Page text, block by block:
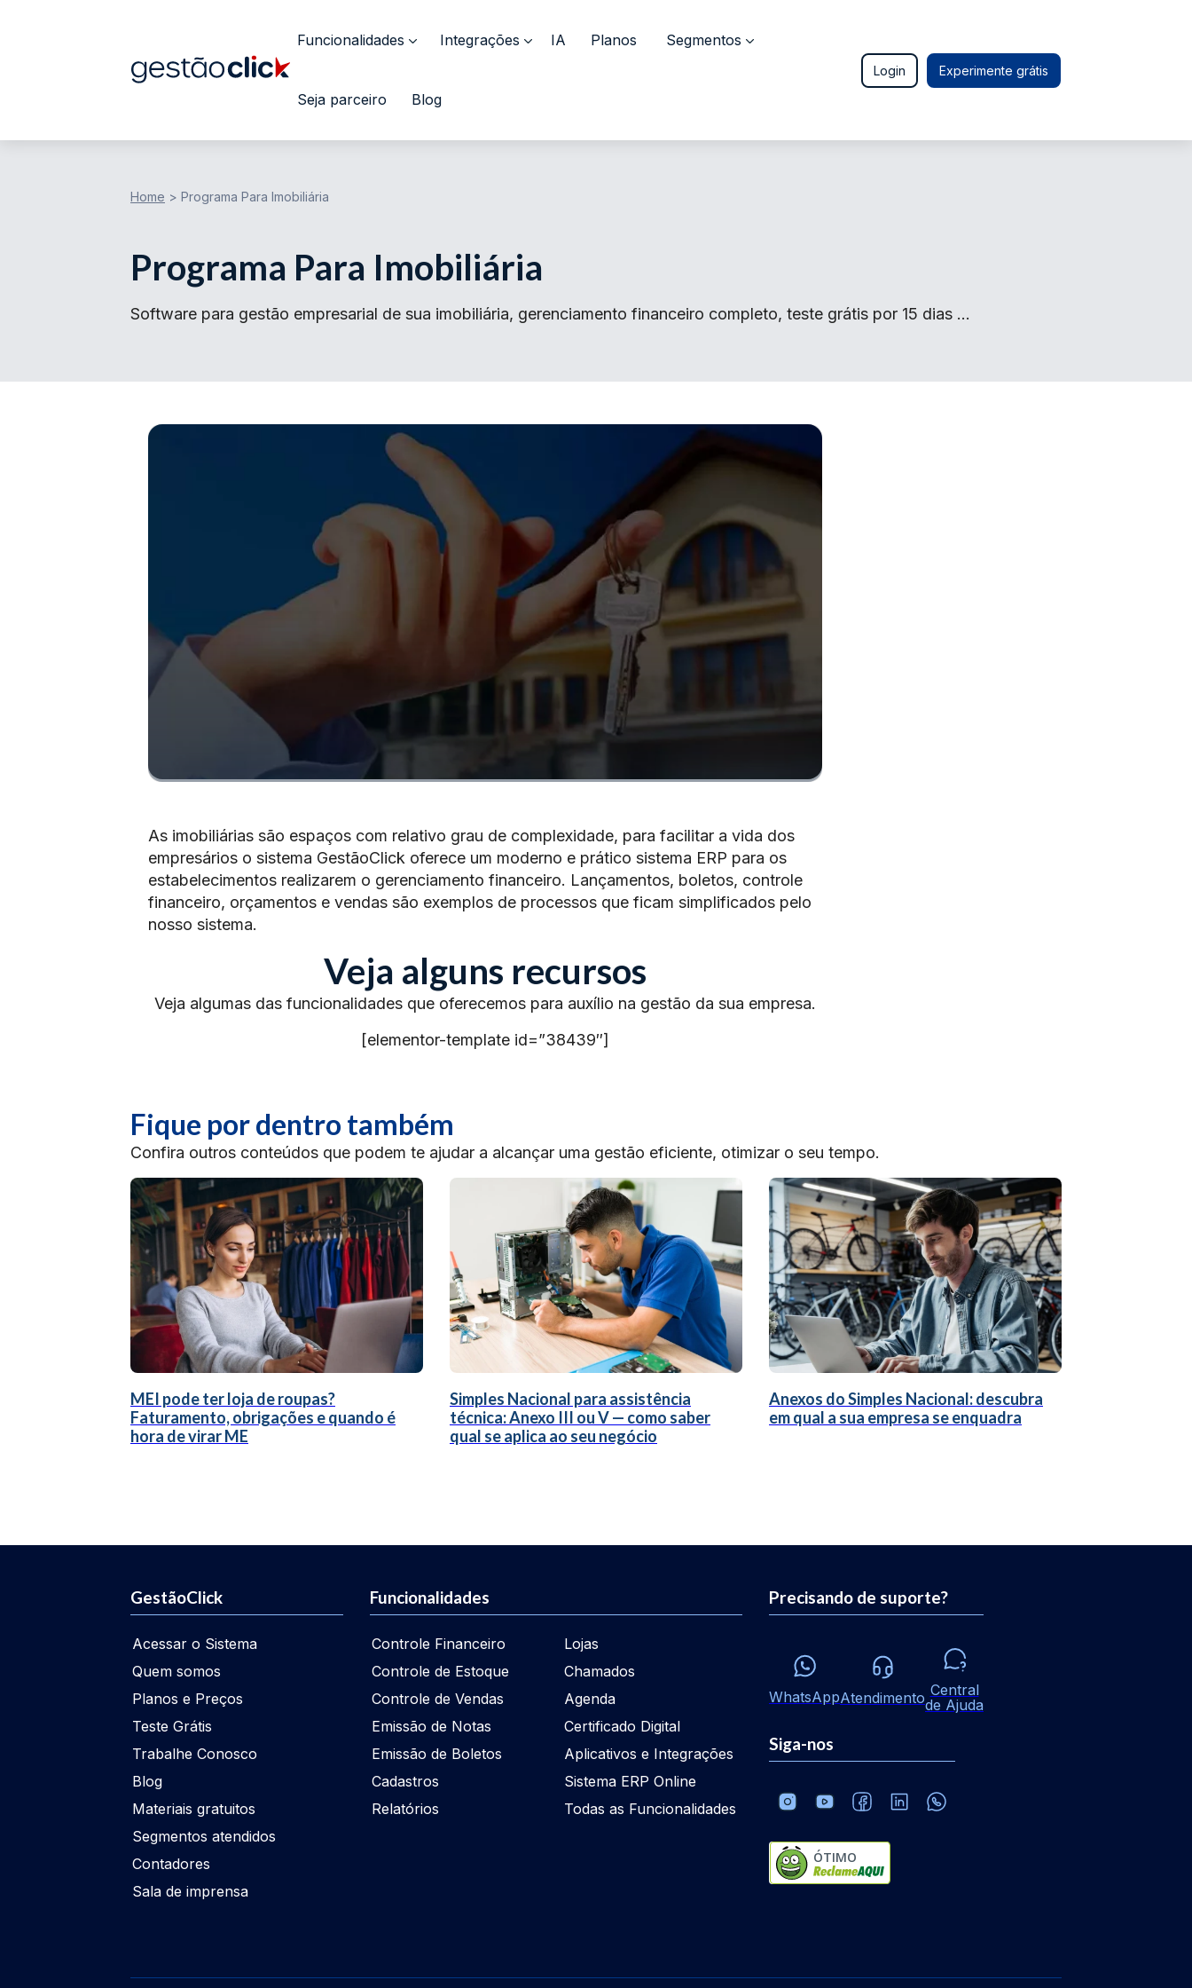
Funcionalidades Integrações IA Planos Segmentos
Seja parceiro Blog
Login Experimente grátis
Home > Programa Para Imobiliária
Programa Para Imobiliária
Software para gestão empresarial de sua imobiliária, gerenciamento financeiro completo, teste grátis por 15 dias …
As imobiliárias são espaços com relativo grau de complexidade, para facilitar a vida dos
empresários o sistema GestãoClick oferece um moderno e prático sistema ERP para os
estabelecimentos realizarem o gerenciamento financeiro. Lançamentos, boletos, controle
financeiro, orçamentos e vendas são exemplos de processos que ficam simplificados pelo
nosso sistema.
Veja alguns recursos
Veja algumas das funcionalidades que oferecemos para auxílio na gestão da sua empresa.
[elementor-template id=”38439″]
Fique por dentro também
Confira outros conteúdos que podem te ajudar a alcançar uma gestão eficiente, otimizar o seu tempo.
MEI pode ter loja de roupas?
Faturamento, obrigações e quando é
hora de virar ME
Simples Nacional para assistência
técnica: Anexo III ou V — como saber
qual se aplica ao seu negócio
Anexos do Simples Nacional: descubra
em qual a sua empresa se enquadra
GestãoClick
Acessar o Sistema
Quem somos
Planos e Preços
Teste Grátis
Trabalhe Conosco
Blog
Materiais gratuitos
Segmentos atendidos
Contadores
Sala de imprensa
Funcionalidades
Controle Financeiro
Controle de Estoque
Controle de Vendas
Emissão de Notas
Emissão de Boletos
Cadastros
Relatórios
Lojas
Chamados
Agenda
Certificado Digital
Aplicativos e Integrações
Sistema ERP Online
Todas as Funcionalidades
Precisando de suporte?
WhatsAppAtendimento Central
de Ajuda
Siga-nos
ÓTIMO